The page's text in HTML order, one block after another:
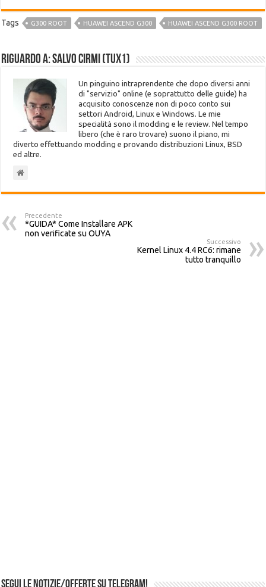
Tags G300 ROOT HUAWEI ASCEND G300 HUAWEI ASCEND G300 ROOT
Riguardo a: Salvo Cirmi (Tux1)
Un pinguino intraprendente che dopo diversi anni
di "servizio" online (e soprattutto delle guide) ha
acquisito conoscenze non di poco conto sui
settori Android, Linux e Windows. Le mie
specialità sono il modding e le review. Nel tempo
libero (che è raro trovare) suono il piano, mi
diverto effettuando modding e provando distribuzioni Linux, BSD
ed altre.
Precedente
*GUIDA* Come Installare APK
non verificate su OUYA
Successivo
Kernel Linux 4.4 RC6: rimane
tutto tranquillo
Segui le notizie/offerte su Telegram!